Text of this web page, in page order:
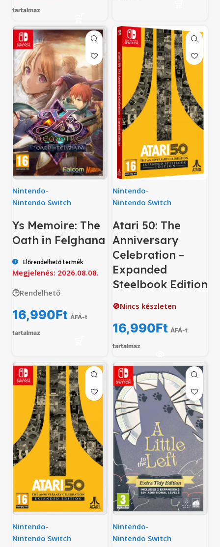
tartalmaz
Nintendo-
Nintendo Switch
Ys Memoire: The
Oath in Felghana
Előrendelhető termék
Megjelenés: 2026.08.08.
🕒Rendelhető
16,990Ft ÁFÁ-t
tartalmaz
Nintendo-
Nintendo Switch
Atari 50: The
Anniversary
Celebration –
Expanded
Steelbook Edition
🚫Nincs készleten
16,990Ft ÁFÁ-t
tartalmaz
Nintendo-
Nintendo Switch
Nintendo-
Nintendo Switch